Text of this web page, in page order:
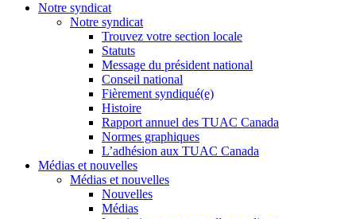
Notre syndicat
Notre syndicat
Trouvez votre section locale
Statuts
Message du président national
Conseil national
Fièrement syndiqué(e)
Histoire
Rapport annuel des TUAC Canada
Normes graphiques
L’adhésion aux TUAC Canada
Médias et nouvelles
Médias et nouvelles
Nouvelles
Médias